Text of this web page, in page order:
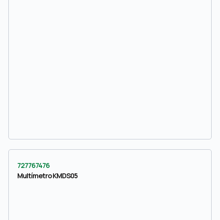
727767476
Multímetro KMDS05